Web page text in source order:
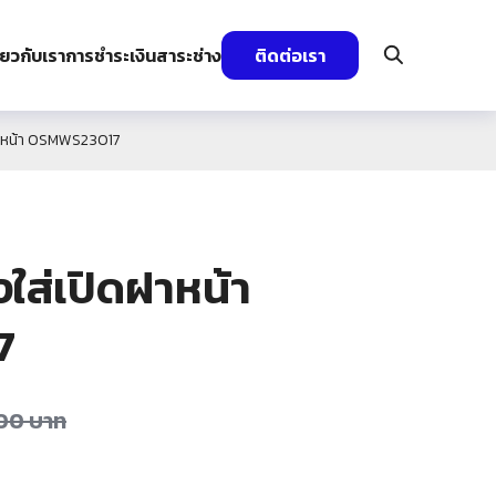
วกับเราการชำระเงินสาระช่าง ติดต่อเรา
า OSMWS23017
ส่เปิดฝาหน้า
บาท